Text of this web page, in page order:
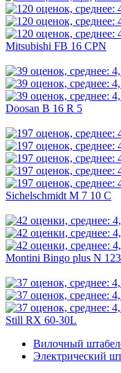
Mitsubishi FB 16 CPN
Doosan B 16 R 5
Sichelschmidt M 7 10 C
Montini Bingo plus N
Still RX 60-30L
Вилочный
Электрический